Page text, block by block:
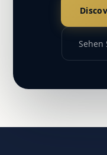
Sehen